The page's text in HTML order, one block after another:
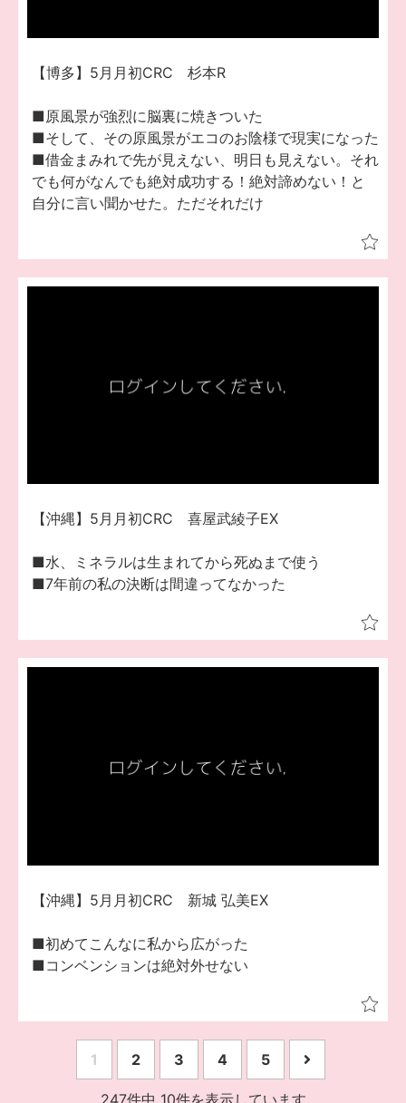
【博多】5月月初CRC 杉本R
■原風景が強烈に脳裏に焼きついた
■そして、その原風景がエコのお陰様で現実になった
■借金まみれで先が見えない、明日も見えない。それ
でも何がなんでも絶対成功する！絶対諦めない！と
自分に言い聞かせた。ただそれだけ
【沖縄】5月月初CRC 喜屋武綾子EX
■水、ミネラルは生まれてから死ぬまで使う
■7年前の私の決断は間違ってなかった
【沖縄】5月月初CRC 新城 弘美EX
■初めてこんなに私から広がった
■コンベンションは絶対外せない
1 2 3 4 5
247件中 10件を表示しています